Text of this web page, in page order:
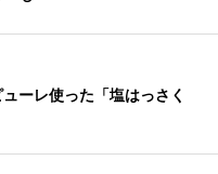
ーレ使った「塩はっさく